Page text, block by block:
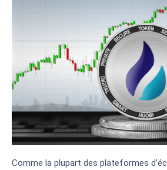
Comme la plupart des plateformes